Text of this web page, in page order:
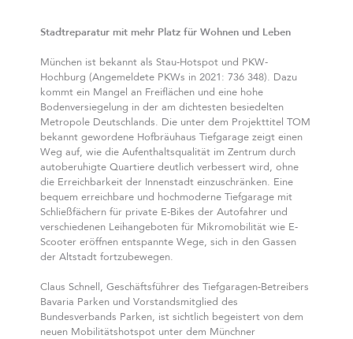
Stadtreparatur mit mehr Platz für Wohnen und Leben
München ist bekannt als Stau-Hotspot und PKW-
Hochburg (Angemeldete PKWs in 2021: 736 348). Dazu
kommt ein Mangel an Freiflächen und eine hohe
Bodenversiegelung in der am dichtesten besiedelten
Metropole Deutschlands. Die unter dem Projekttitel TOM
bekannt gewordene Hofbräuhaus Tiefgarage zeigt einen
Weg auf, wie die Aufenthaltsqualität im Zentrum durch
autoberuhigte Quartiere deutlich verbessert wird, ohne
die Erreichbarkeit der Innenstadt einzuschränken. Eine
bequem erreichbare und hochmoderne Tiefgarage mit
Schließfächern für private E-Bikes der Autofahrer und
verschiedenen Leihangeboten für Mikromobilität wie E-
Scooter eröffnen entspannte Wege, sich in den Gassen
der Altstadt fortzubewegen.
Claus Schnell, Geschäftsführer des Tiefgaragen-Betreibers
Bavaria Parken und Vorstandsmitglied des
Bundesverbands Parken, ist sichtlich begeistert von dem
neuen Mobilitätshotspot unter dem Münchner